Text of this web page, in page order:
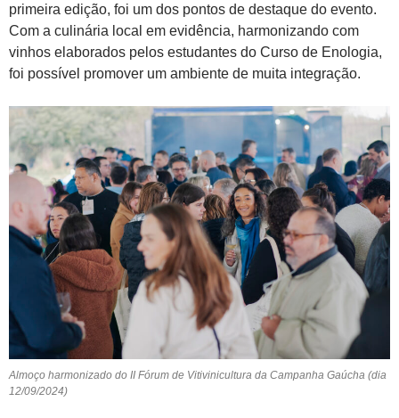
primeira edição, foi um dos pontos de destaque do evento.
Com a culinária local em evidência, harmonizando com
vinhos elaborados pelos estudantes do Curso de Enologia,
foi possível promover um ambiente de muita integração.
Almoço harmonizado do II Fórum de Vitivinicultura da Campanha Gaúcha (dia
12/09/2024)